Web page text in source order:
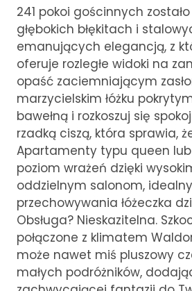
241 pokoi gościnnych
głębokich błękitach i
emanujących elegancją, z
oferuje rozległe widoki na
opaść zaciemniającym
marzycielskim łóżku
bawełną i rozkoszuj się
rzadką ciszą, która sprawia,
Apartamenty typu queen
poziom wrażeń dzięki
oddzielnym salonom,
przechowywania łóżeczka
Obsługa? Nieskazitelna.
połączone z klimatem
może nawet miś pluszowy
małych podróżników,